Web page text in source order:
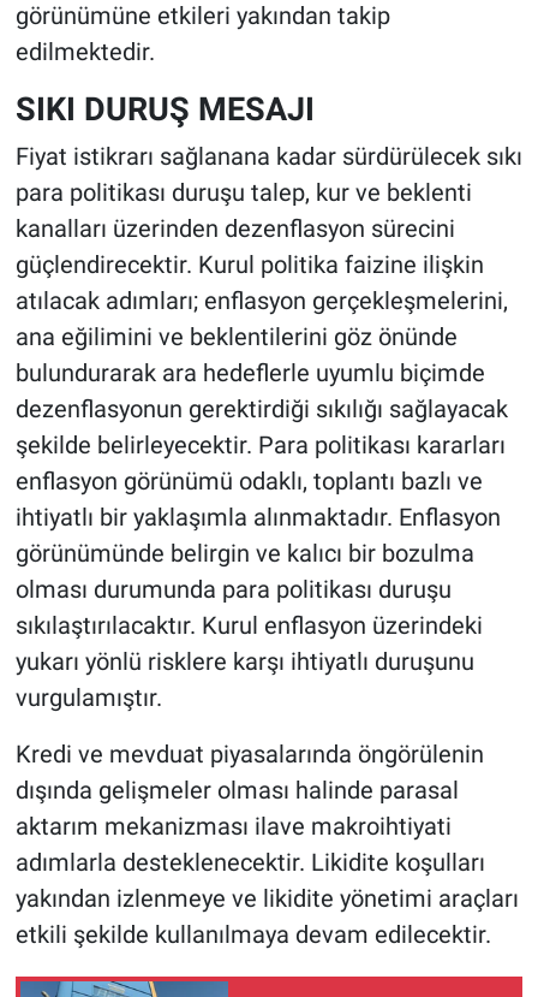
görünümüne etkileri yakından takip
edilmektedir.
SIKI DURUŞ MESAJI
Fiyat istikrarı sağlanana kadar sürdürülecek sıkı
para politikası duruşu talep, kur ve beklenti
kanalları üzerinden dezenflasyon sürecini
güçlendirecektir. Kurul politika faizine ilişkin
atılacak adımları; enflasyon gerçekleşmelerini,
ana eğilimini ve beklentilerini göz önünde
bulundurarak ara hedeflerle uyumlu biçimde
dezenflasyonun gerektirdiği sıkılığı sağlayacak
şekilde belirleyecektir. Para politikası kararları
enflasyon görünümü odaklı, toplantı bazlı ve
ihtiyatlı bir yaklaşımla alınmaktadır. Enflasyon
görünümünde belirgin ve kalıcı bir bozulma
olması durumunda para politikası duruşu
sıkılaştırılacaktır. Kurul enflasyon üzerindeki
yukarı yönlü risklere karşı ihtiyatlı duruşunu
vurgulamıştır.
Kredi ve mevduat piyasalarında öngörülenin
dışında gelişmeler olması halinde parasal
aktarım mekanizması ilave makroihtiyati
adımlarla desteklenecektir. Likidite koşulları
yakından izlenmeye ve likidite yönetimi araçları
etkili şekilde kullanılmaya devam edilecektir.